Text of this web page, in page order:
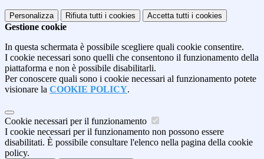
Personalizza Rifiuta tutti i cookies Accetta tutti i cookies
Gestione cookie
In questa schermata è possibile scegliere quali cookie consentire.
I cookie necessari sono quelli che consentono il funzionamento della
piattaforma e non è possibile disabilitarli.
Per conoscere quali sono i cookie necessari al funzionamento potete
visionare la COOKIE POLICY.
Cookie necessari per il funzionamento
I cookie necessari per il funzionamento non possono essere
disabilitati. È possibile consultare l'elenco nella pagina della cookie
policy.